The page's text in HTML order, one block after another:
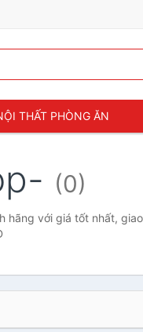
THẤT PHÒNG ĂN
(0)
với giá tốt nhất,